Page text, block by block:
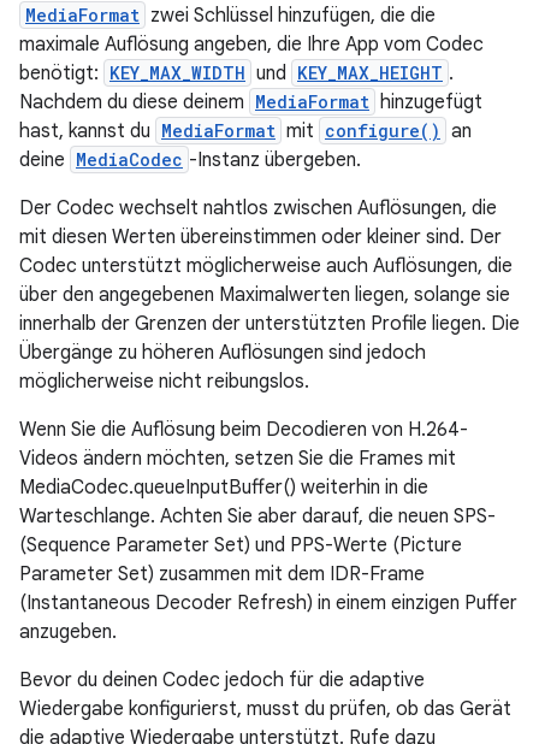
MediaFormat zwei Schlüssel hinzufügen, die die
maximale Auflösung angeben, die Ihre App vom Codec
benötigt: KEY_MAX_WIDTH und KEY_MAX_HEIGHT .
Nachdem du diese deinem MediaFormat hinzugefügt
hast, kannst du MediaFormat mit configure() an
deine MediaCodec -Instanz übergeben.
Der Codec wechselt nahtlos zwischen Auflösungen, die
mit diesen Werten übereinstimmen oder kleiner sind. Der
Codec unterstützt möglicherweise auch Auflösungen, die
über den angegebenen Maximalwerten liegen, solange sie
innerhalb der Grenzen der unterstützten Profile liegen. Die
Übergänge zu höheren Auflösungen sind jedoch
möglicherweise nicht reibungslos.
Wenn Sie die Auflösung beim Decodieren von H.264-
Videos ändern möchten, setzen Sie die Frames mit
MediaCodec.queueInputBuffer() weiterhin in die
Warteschlange. Achten Sie aber darauf, die neuen SPS-
(Sequence Parameter Set) und PPS-Werte (Picture
Parameter Set) zusammen mit dem IDR-Frame
(Instantaneous Decoder Refresh) in einem einzigen Puffer
anzugeben.
Bevor du deinen Codec jedoch für die adaptive
Wiedergabe konfigurierst, musst du prüfen, ob das Gerät
die adaptive Wiedergabe unterstützt. Rufe dazu